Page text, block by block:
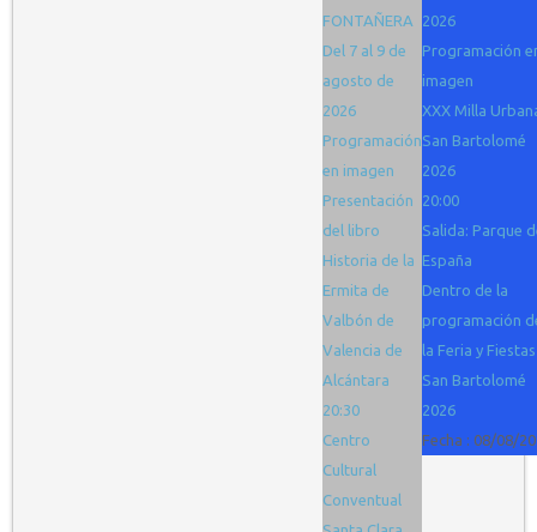
FONTAÑERA
Del 7 al 9 de
agosto de
2026
Programación
en imagen
Presentación
del libro
Historia de la
Ermita de
Valbón de
Valencia de
Alcántara
20:30
Centro
Cultural
Conventual
2026
Programación
imagen
XXX Milla
San Bartolomé
2026
20:00
Salida: Parque
España
Dentro de la
programación
la Feria y Fiestas
San Bartolomé
2026
Fecha : 08/08/